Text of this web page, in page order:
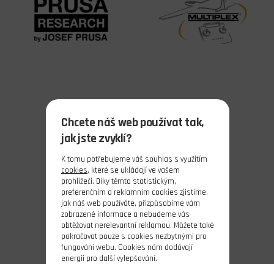
Chcete náš web používat tak,
jak jste zvyklí?
K tomu potřebujeme váš souhlas s využitím
cookies, které se ukládají ve vašem
prohlížeči. Díky těmto statistickým,
preferenčním a reklamním cookies zjistíme,
jak náš web používáte, přizpůsobíme vám
zobrazené informace a nebudeme vás
obtěžovat nerelevantní reklamou. Můžete také
pokračovat pouze s cookies nezbytnými pro
fungování webu. Cookies nám dodávají
energii pro další vylepšování.